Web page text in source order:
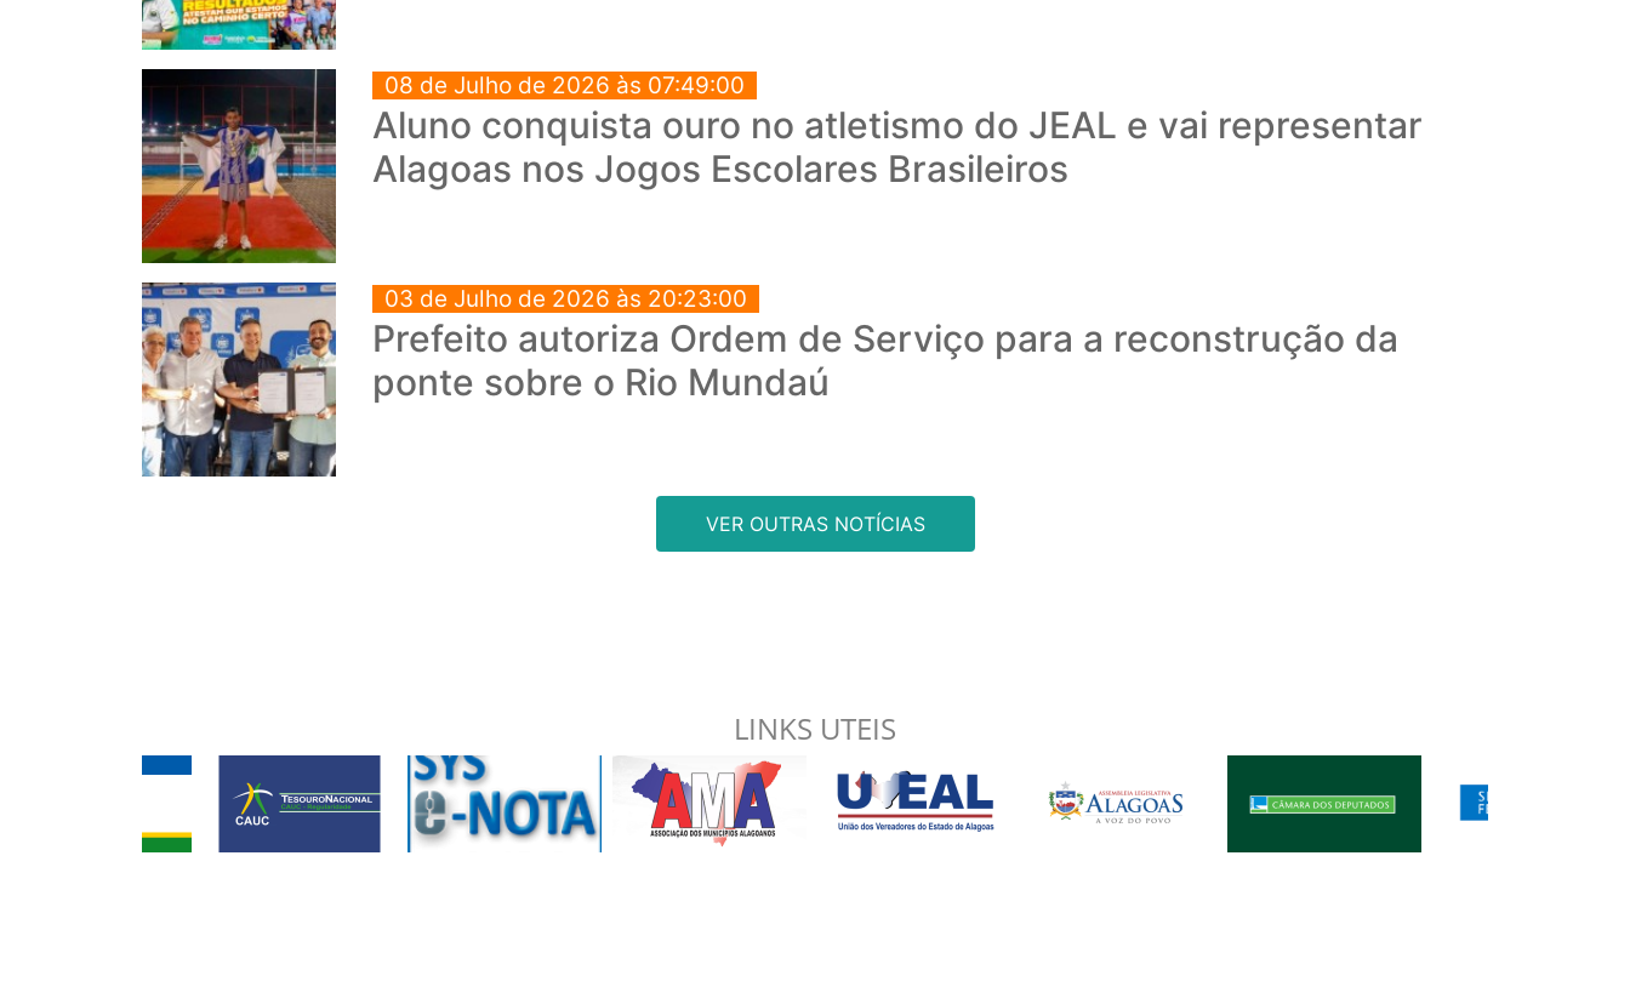
08 de Julho de 2026 às 07:49:00
Aluno conquista ouro no atletismo do JEAL e vai representar
Alagoas nos Jogos Escolares Brasileiros
03 de Julho de 2026 às 20:23:00
Prefeito autoriza Ordem de Serviço para a reconstrução da
ponte sobre o Rio Mundaú
VER OUTRAS NOTÍCIAS
LINKS UTEIS